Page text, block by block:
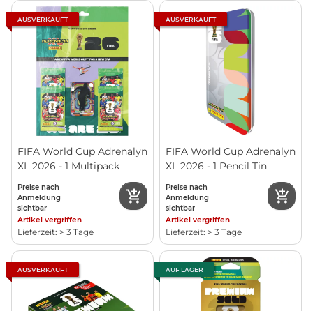
FIFA World Cup Adrenalyn
XL 2026 - 1 Multipack
AUSVERKAUFT
Preise nach
Anmeldung
sichtbar
Artikel vergriffen
Lieferzeit: > 3 Tage
FIFA World Cup Adrenalyn
XL 2026 - 1 Pencil Tin
AUSVERKAUFT
Preise nach
Anmeldung
sichtbar
Artikel vergriffen
Lieferzeit: > 3 Tage
AUSVERKAUFT AUF LAGER